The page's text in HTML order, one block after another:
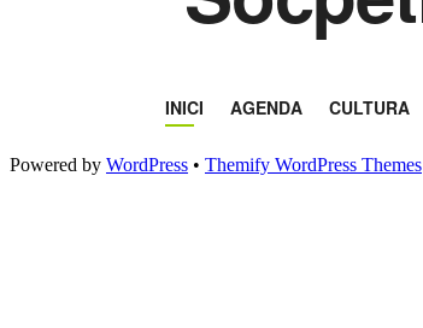
Powered by WordPress • Themify WordPress Themes